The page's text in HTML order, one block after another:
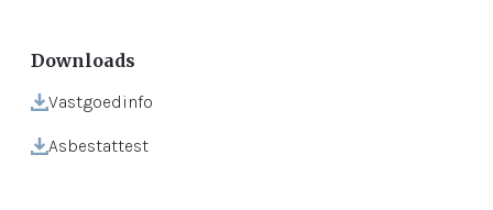
Downloads
Vastgoedinfo
Asbestattest